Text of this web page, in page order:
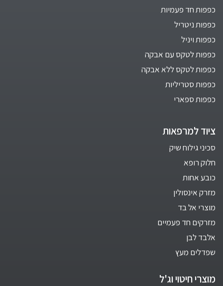
כפפות חד פעמיות
כפפות ניטריל
כפפות ויניל
כפפות לטקס עם אבקה
כפפות לטקס ללא אבקה
כפפות סטריליות
כפפות ספארי
ציוד למרפאות
סכיני גילוח שיק
חלוק רופא
כובע אחות
מזרק אינסולין
מוצרי אל בד
מזרקים חד פעמיים
אלבד לבן
שפדלים מעץ
מוצרי חיטוי וג'ל